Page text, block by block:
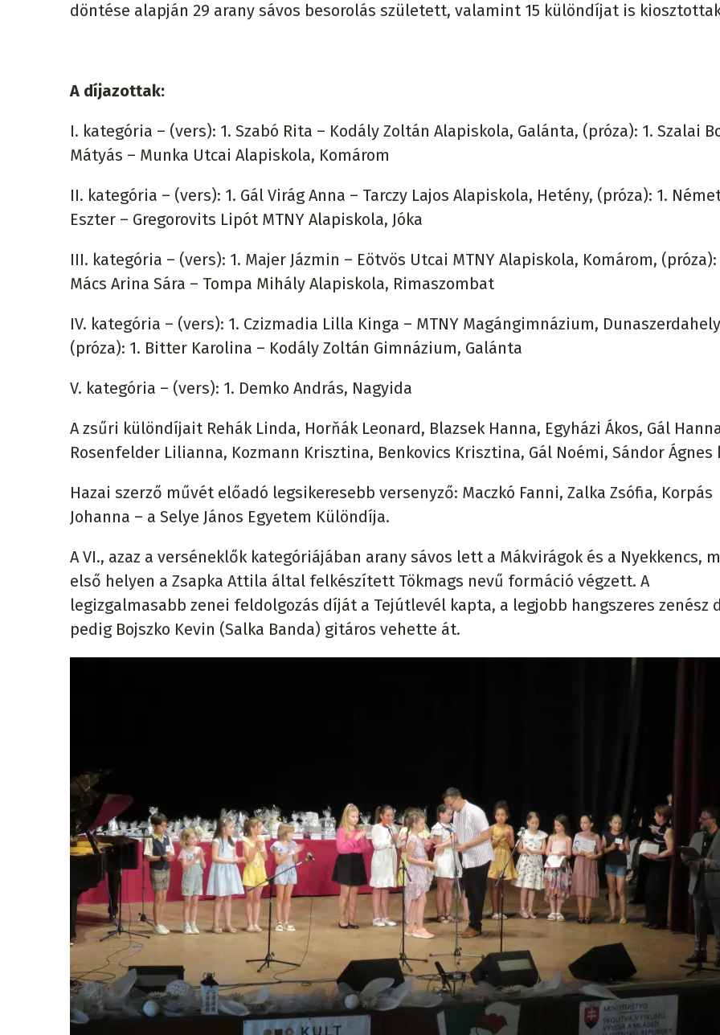
döntése alapján 29 arany sávos besorolás született, valamint 15 különdíjat is
A díjazottak:
I. kategória – (vers): 1. Szabó Rita – Kodály Zoltán Alapiskola, Galánta, (próza): 1. Szalai
Mátyás – Munka Utcai Alapiskola, Komárom
II. kategória – (vers): 1. Gál Virág Anna – Tarczy Lajos Alapiskola, Hetény, (próza): 1.
Eszter – Gregorovits Lipót MTNY Alapiskola, Jóka
III. kategória – (vers): 1. Majer Jázmin – Eötvös Utcai MTNY Alapiskola, Komárom, (próza):
Mács Arina Sára – Tompa Mihály Alapiskola, Rimaszombat
IV. kategória – (vers): 1. Czizmadia Lilla Kinga – MTNY Magángimnázium,
(próza): 1. Bitter Karolina – Kodály Zoltán Gimnázium, Galánta
V. kategória – (vers): 1. Demko András, Nagyida
A zsűri különdíjait Rehák Linda, Horňák Leonard, Blazsek Hanna, Egyházi Ákos, Gál
Rosenfelder Lilianna, Kozmann Krisztina, Benkovics Krisztina, Gál Noémi, Sándor Ágnes
Hazai szerző művét előadó legsikeresebb versenyző: Maczkó Fanni, Zalka Zsófia, Korpás
Johanna – a Selye János Egyetem Különdíja.
A VI., azaz a verséneklők kategóriájában arany sávos lett a Mákvirágok és a Nyekkencs,
első helyen a Zsapka Attila által felkészített Tökmags nevű formáció végzett. A
legizgalmasabb zenei feldolgozás díját a Tejútlevél kapta, a legjobb hangszeres zenész
pedig Bojszko Kevin (Salka Banda) gitáros vehette át.